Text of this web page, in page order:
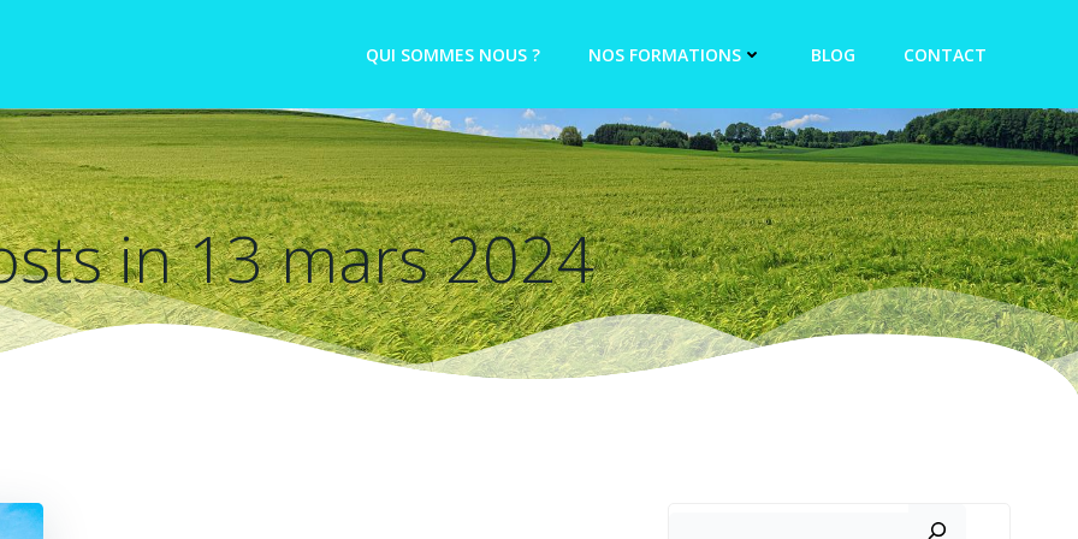
QUI SOMMES NOUS ? NOS FORMATIONS BLOG CONTACT
in 13 mars 2024